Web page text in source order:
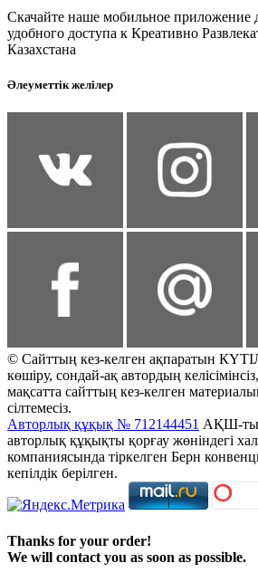
Скачайте наше мобильное приложение
удобного доступа к Креативно
Казахстана
Әлеуметтік желілер
© Сайттың кез-келген ақпаратын
көшіру, сондай-ақ автордың
мақсатта сайттың кез-келген
сілтемесіз.
Авторлық құқық № 712144451 АҚШ-
авторлық құқықты қорғау жөніндегі
компаниясында тіркелген Берн
кепілдік берілген.
Thanks for your order!
We will contact you as soon as possible.